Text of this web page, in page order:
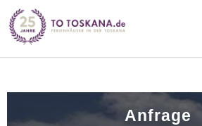
Anfrage